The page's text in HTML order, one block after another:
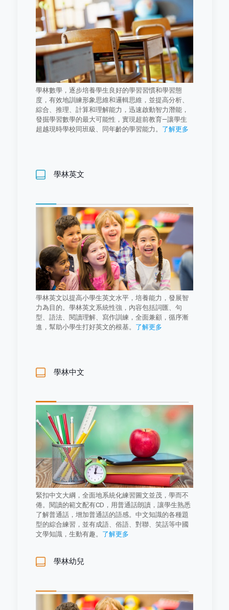
學林數學，逐步培養學生良好的學習習慣和學習態
度，有效地訓練形象思維和邏輯思維，並提高分析、
綜合、推理、計算和理解能力，迅速啟動智力潛能，
發掘學習數學的最大可能性，實現超前教育—讓學生
超越現時學校同班級、同年齡的學習能力。 了解更多
學林英文
學林英文以提高小學生英文水平，培養能力，發展智
力為目的。學林英文系統性強，內容包括詞匯、句
型、語法、閱讀理解、寫作訓練，全面兼顧，循序漸
進，幫助小學生打好英文的根基。 了解更多
學林中文
緊扣中文大綱，全面地系統化練習圖文並茂，學而不
倦。閱讀的範文配有CD，用普通話朗讀，讓學生熟悉
了解普通話，增加普通話的語感。中文知識的各種題
型的綜合練習，並有成語、俗語、對聯、笑話等中國
文學知識，生動有趣。 了解更多
學林幼兒